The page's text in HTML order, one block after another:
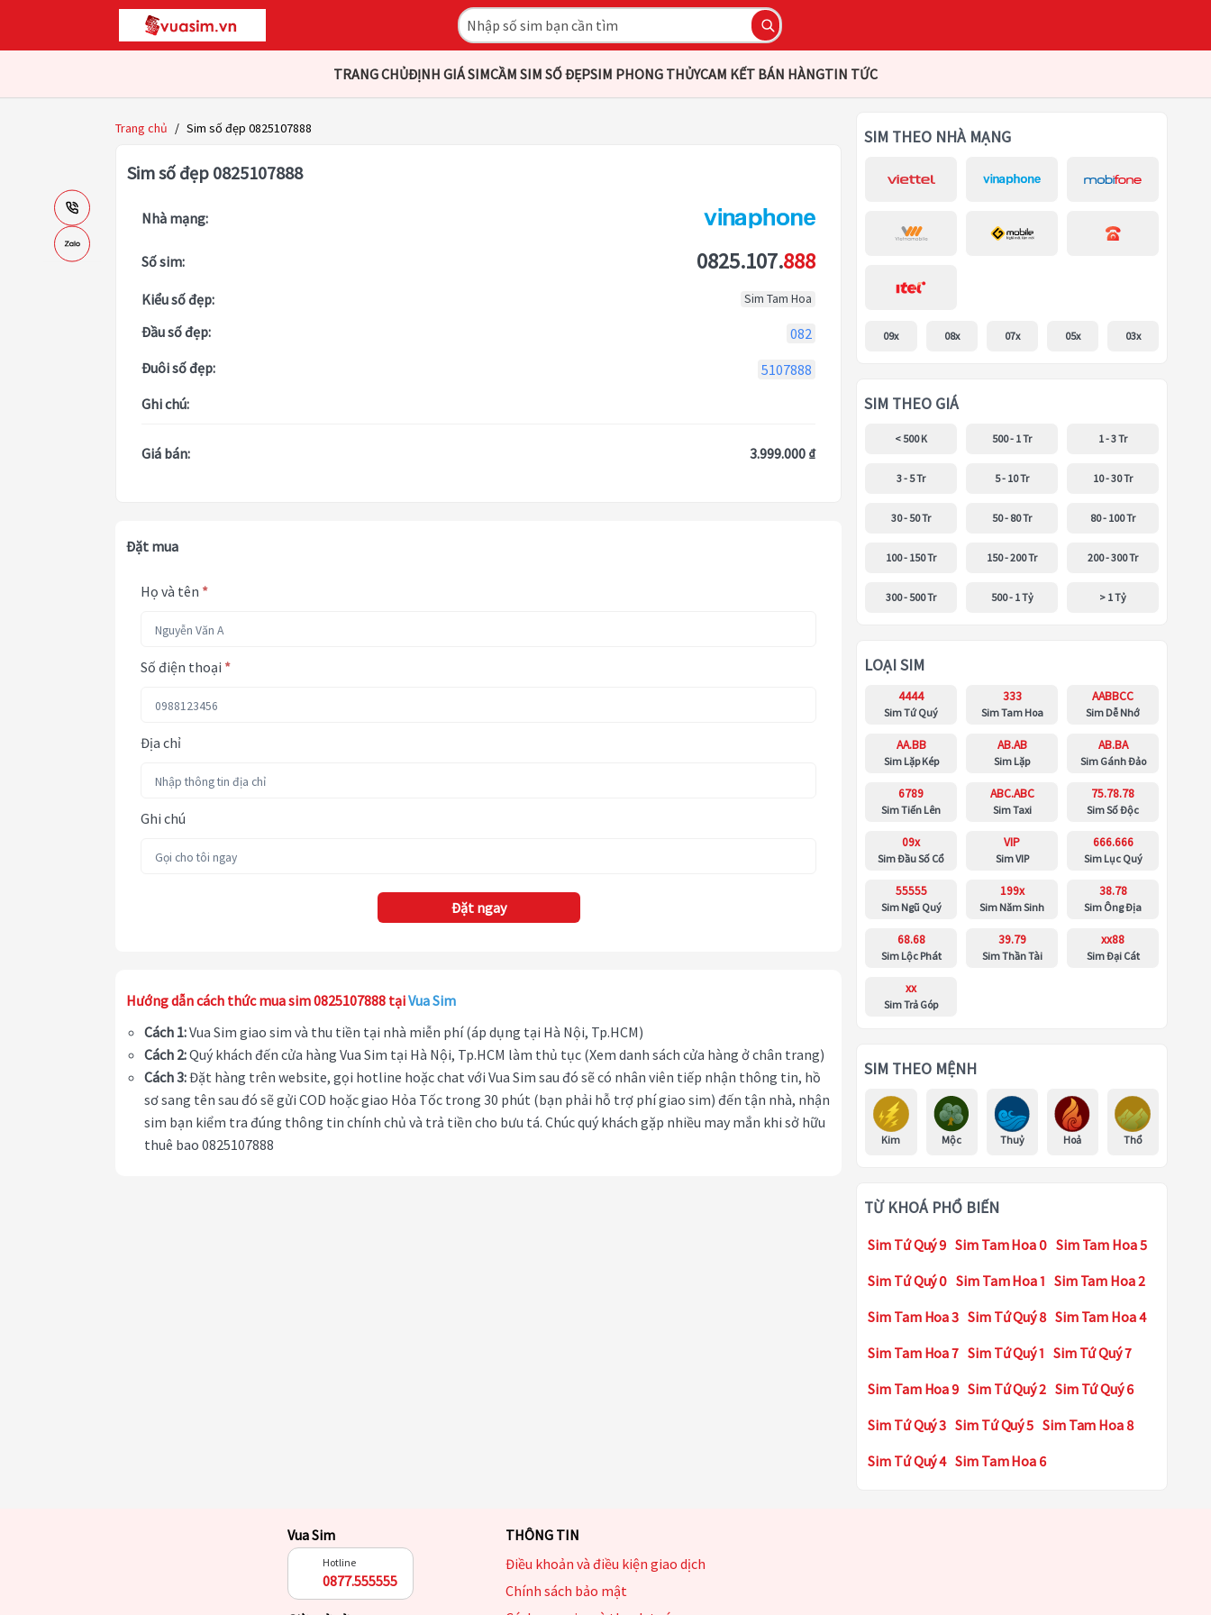
TRANG CHỦĐỊNH GIÁ SIMCẦM SIM SỐ ĐẸPSIM PHONG THỦYCAM KẾT BÁN HÀNGTIN TỨC
Trang chủ / Sim số đẹp 0825107888
Sim số đẹp 0825107888
Nhà mạng:
Số sim: 0825.107.888
Kiểu số đẹp: Sim Tam Hoa
Đầu số đẹp:
082
Đuôi số đẹp:
5107888
Ghi chú:
Giá bán: 3.999.000 ₫
Đặt mua
Họ và tên *
Số điện thoại *
Địa chỉ
Ghi chú
Đặt ngay
Hướng dẫn cách thức mua sim 0825107888 tạiVua Sim
Cách 1:Vua Sim giao sim và thu tiền tại nhà miễn phí (áp dụng tại Hà Nội, Tp.HCM)
Cách 2:Quý khách đến cửa hàng Vua Sim tại Hà Nội, Tp.HCM làm thủ tục (Xem danh sách cửa hàng ở chân trang)
Cách 3:Đặt hàng trên website, gọi hotline hoặc chat với Vua Sim sau đó sẽ có nhân viên tiếp nhận thông tin, hồ
sơ sang tên sau đó sẽ gửi COD hoặc giao Hỏa Tốc trong 30 phút (bạn phải hỗ trợ phí giao sim) đến tận nhà, nhận
sim bạn kiểm tra đúng thông tin chính chủ và trả tiền cho bưu tá. Chúc quý khách gặp nhiều may mắn khi sở hữu
thuê bao 0825107888
SIM THEO NHÀ MẠNG
09x 08x 07x 05x 03x
SIM THEO GIÁ
< 500 K 500 - 1 Tr 1 - 3 Tr
3 - 5 Tr 5 - 10 Tr 10 - 30 Tr
30 - 50 Tr 50 - 80 Tr 80 - 100 Tr
100 - 150 Tr 150 - 200 Tr 200 - 300 Tr
300 - 500 Tr 500 - 1 Tỷ > 1 Tỷ
LOẠI SIM
4444
Sim Tứ Quý
333
Sim Tam Hoa
AABBCC
Sim Dễ Nhớ
AA.BB
Sim Lặp Kép
AB.AB
Sim Lặp
AB.BA
Sim Gánh Đảo
6789
Sim Tiến Lên
ABC.ABC
Sim Taxi
75.78.78
Sim Số Độc
09x
Sim Đầu Số Cổ
VIP
Sim VIP
666.666
Sim Lục Quý
55555
Sim Ngũ Quý
199x
Sim Năm Sinh
38.78
Sim Ông Địa
68.68
Sim Lộc Phát
39.79
Sim Thần Tài
xx88
Sim Đại Cát
xx
Sim Trả Góp
SIM THEO MỆNH
Kim Mộc Thuỷ Hoả Thổ
TỪ KHOÁ PHỔ BIẾN
Sim Tứ Quý 9 Sim Tam Hoa 0 Sim Tam Hoa 5
Sim Tứ Quý 0 Sim Tam Hoa 1 Sim Tam Hoa 2
Sim Tam Hoa 3 Sim Tứ Quý 8 Sim Tam Hoa 4
Sim Tam Hoa 7 Sim Tứ Quý 1 Sim Tứ Quý 7
Sim Tam Hoa 9 Sim Tứ Quý 2 Sim Tứ Quý 6
Sim Tứ Quý 3 Sim Tứ Quý 5 Sim Tam Hoa 8
Sim Tứ Quý 4 Sim Tam Hoa 6
Vua Sim
Hotline
0877.555555
THÔNG TIN
Điều khoản và điều kiện giao dịch
Chính sách bảo mật